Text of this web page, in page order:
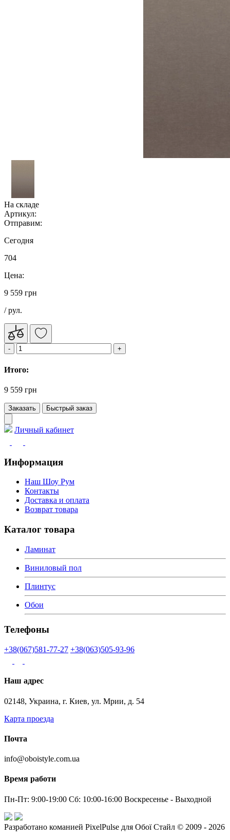
На складе
Артикул:
Отправим:
Сегодня
704
Цена:
9 559 грн
/ рул.
Итого:
9 559 грн
Заказать Быстрый заказ
Личный кабинет
Информация
Наш Шоу Рум
Контакты
Доставка и оплата
Возврат товара
Каталог товара
Ламинат
Виниловый пол
Плинтус
Обои
Телефоны
+38(067)581-77-27 +38(063)505-93-96
Наш адрес
02148, Украина, г. Киев, ул. Мрии, д. 54
Карта проезда
Почта
info@oboistyle.com.ua
Время работи
Пн-Пт: 9:00-19:00 Сб: 10:00-16:00 Воскресенье - Выходной
Разработано команией PixelPulse для Обої Стайл © 2009 - 2026